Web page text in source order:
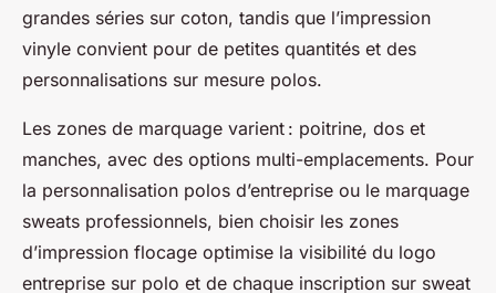
grandes séries sur coton, tandis que l’impression
vinyle convient pour de petites quantités et des
personnalisations sur mesure polos.
Les zones de marquage varient : poitrine, dos et
manches, avec des options multi-emplacements. Pour
la personnalisation polos d’entreprise ou le marquage
sweats professionnels, bien choisir les zones
d’impression flocage optimise la visibilité du logo
entreprise sur polo et de chaque inscription sur sweat